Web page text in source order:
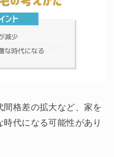
格差の拡大など、家を
代になる可能性があり